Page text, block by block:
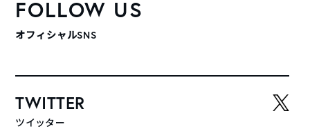
FOLLOW US
オフィシャルSNS
TWITTER
ツイッター